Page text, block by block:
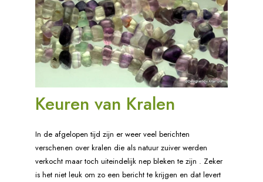
Keuren van Kralen
In de afgelopen tijd zijn er weer veel berichten
verschenen over kralen die als natuur zuiver werden
verkocht maar toch uiteindelijk nep bleken te zijn . Zeker
is het niet leuk om zo een bericht te krijgen en dat levert